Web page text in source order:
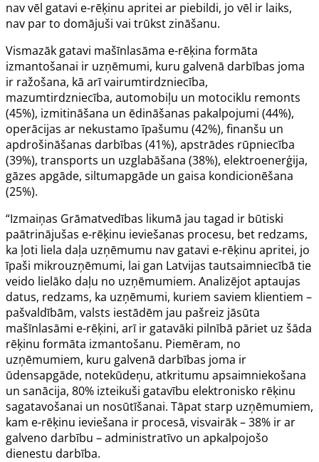
nav vēl gatavi e-rēķinu apritei ar piebildi, jo vēl ir laiks,
nav par to domājuši vai trūkst zināšanu.
Vismazāk gatavi mašīnlasāma e-rēķina formāta
izmantošanai ir uzņēmumi, kuru galvenā darbības joma
ir ražošana, kā arī vairumtirdzniecība,
mazumtirdzniecība, automobiļu un motociklu remonts
(45%), izmitināšana un ēdināšanas pakalpojumi (44%),
operācijas ar nekustamo īpašumu (42%), finanšu un
apdrošināšanas darbības (41%), apstrādes rūpniecība
(39%), transports un uzglabāšana (38%), elektroenerģija,
gāzes apgāde, siltumapgāde un gaisa kondicionēšana
(25%).
“Izmaiņas Grāmatvedības likumā jau tagad ir būtiski
paātrinājušas e-rēķinu ieviešanas procesu, bet redzams,
ka ļoti liela daļa uzņēmumu nav gatavi e-rēķinu apritei, jo
īpaši mikrouzņēmumi, lai gan Latvijas tautsaimniecībā tie
veido lielāko daļu no uzņēmumiem. Analizējot aptaujas
datus, redzams, ka uzņēmumi, kuriem saviem klientiem –
pašvaldībām, valsts iestādēm jau pašreiz jāsūta
mašīnlasāmi e-rēķini, arī ir gatavāki pilnībā pāriet uz šāda
rēķinu formāta izmantošanu. Piemēram, no
uzņēmumiem, kuru galvenā darbības joma ir
ūdensapgāde, notekūdeņu, atkritumu apsaimniekošana
un sanācija, 80% izteikuši gatavību elektronisko rēķinu
sagatavošanai un nosūtīšanai. Tāpat starp uzņēmumiem,
kam e-rēķinu ieviešana ir procesā, visvairāk – 38% ir ar
galveno darbību – administratīvo un apkalpojošo
dienestu darbība.